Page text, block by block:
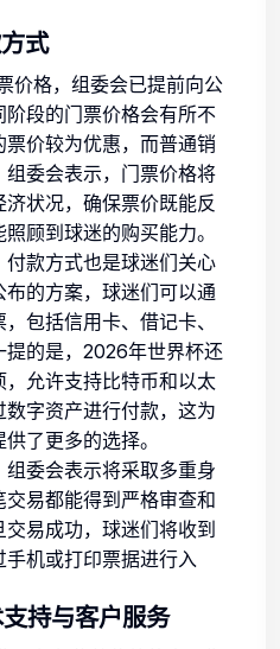
式
价格，组委会已提前向公
段的门票价格会有所不
价较为优惠，而普通销
委会表示，门票价格将
状况，确保票价既能反
顾到球迷的购买能力。
款方式也是球迷们关心
的方案，球迷们可以通
包括信用卡、借记卡、
提的是，2026年世界杯还
允许支持比特币和以太
字资产进行付款，这为
了更多的选择。
委会表示将采取多重身
易都能得到严格审查和
易成功，球迷们将收到
机或打印票据进行入
持与客户服务